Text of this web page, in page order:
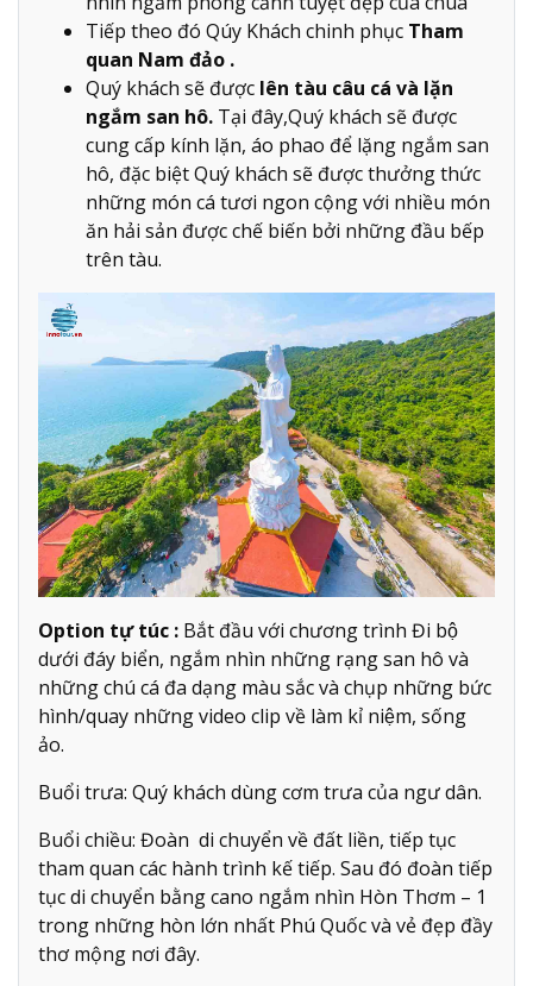
Tiếp theo đó Qúy Khách chinh phục Tham
quan Nam đảo .
Quý khách sẽ được lên tàu câu cá và lặn
ngắm san hô. Tại đây,Quý khách sẽ được
cung cấp kính lặn, áo phao để lặng ngắm san
hô, đặc biệt Quý khách sẽ được thưởng thức
những món cá tươi ngon cộng với nhiều món
ăn hải sản được chế biến bởi những đầu bếp
trên tàu.
Option tự túc : Bắt đầu với chương trình Đi bộ
dưới đáy biển, ngắm nhìn những rạng san hô và
những chú cá đa dạng màu sắc và chụp những bức
hình/quay những video clip về làm kỉ niệm, sống
ảo.
Buổi trưa: Quý khách dùng cơm trưa của ngư dân.
Buổi chiều: Đoàn di chuyển về đất liền, tiếp tục
tham quan các hành trình kế tiếp. Sau đó đoàn tiếp
tục di chuyển bằng cano ngắm nhìn Hòn Thơm – 1
trong những hòn lớn nhất Phú Quốc và vẻ đẹp đầy
thơ mộng nơi đây.